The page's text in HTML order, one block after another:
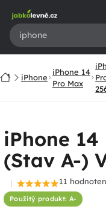
obsah
DomoviPhone
iPhone 14
Pro Max
iPhone 14
(Stav A-)
Použitý produkt: A-
Priemerné
hodnotenie
11